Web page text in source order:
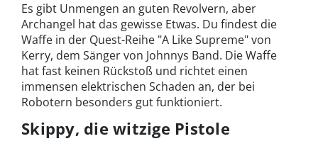
Es gibt Unmengen an guten Revolvern, aber
Archangel hat das gewisse Etwas. Du findest die
Waffe in der Quest-Reihe "A Like Supreme" von
Kerry, dem Sänger von Johnnys Band. Die Waffe
hat fast keinen Rückstoß und richtet einen
immensen elektrischen Schaden an, der bei
Robotern besonders gut funktioniert.
Skippy, die witzige Pistole